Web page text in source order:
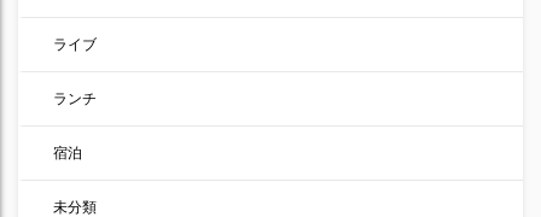
ライブ
ランチ
宿泊
未分類